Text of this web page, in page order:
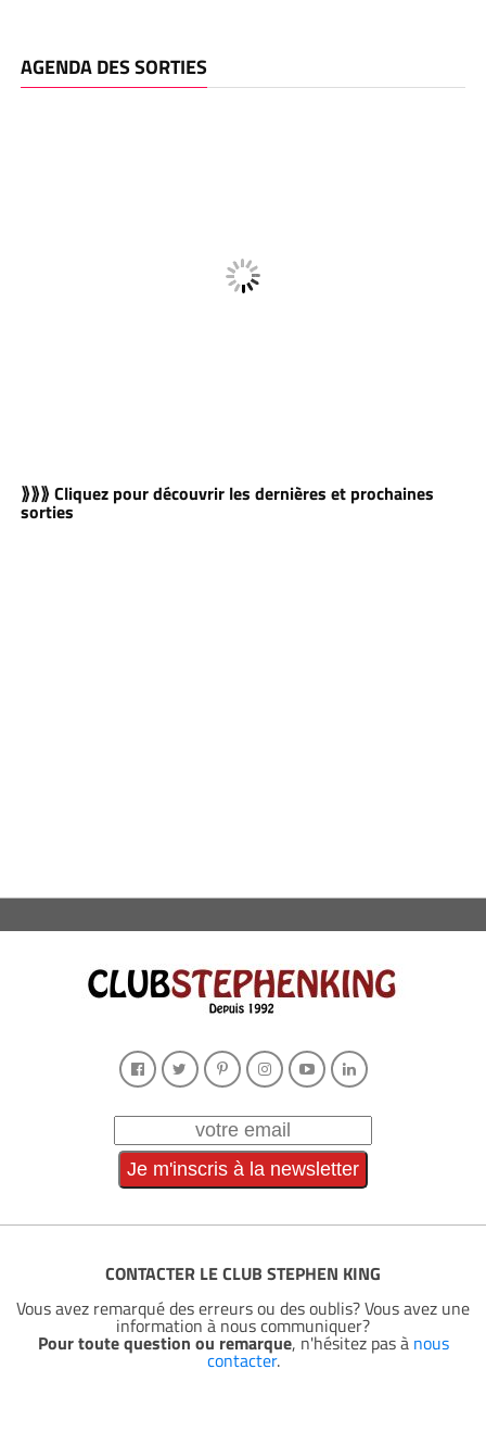
AGENDA DES SORTIES
⟫⟫⟫ Cliquez pour découvrir les dernières et prochaines
sorties
CONTACTER LE CLUB STEPHEN KING
Vous avez remarqué des erreurs ou des oublis? Vous avez une
information à nous communiquer?
Pour toute question ou remarque, n'hésitez pas à nous
contacter.